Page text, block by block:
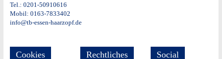
Tel.: 0201-50910616
Mobil: 0163-7833402
info@tb-essen-haarzopf.de
Cookies Rechtliches Social